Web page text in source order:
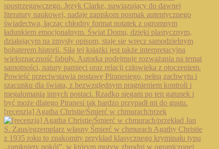
[recenzja] Agatha Christie/Śmierć w chmurach/przek